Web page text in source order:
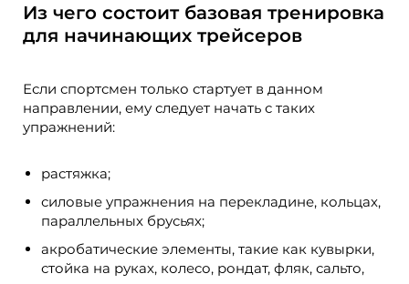
Из чего состоит базовая тренировка
для начинающих трейсеров
Если спортсмен только стартует в данном
направлении, ему следует начать с таких
упражнений:
растяжка;
силовые упражнения на перекладине, кольцах,
параллельных брусьях;
акробатические элементы, такие как кувырки,
стойка на руках, колесо, рондат, фляк, сальто,